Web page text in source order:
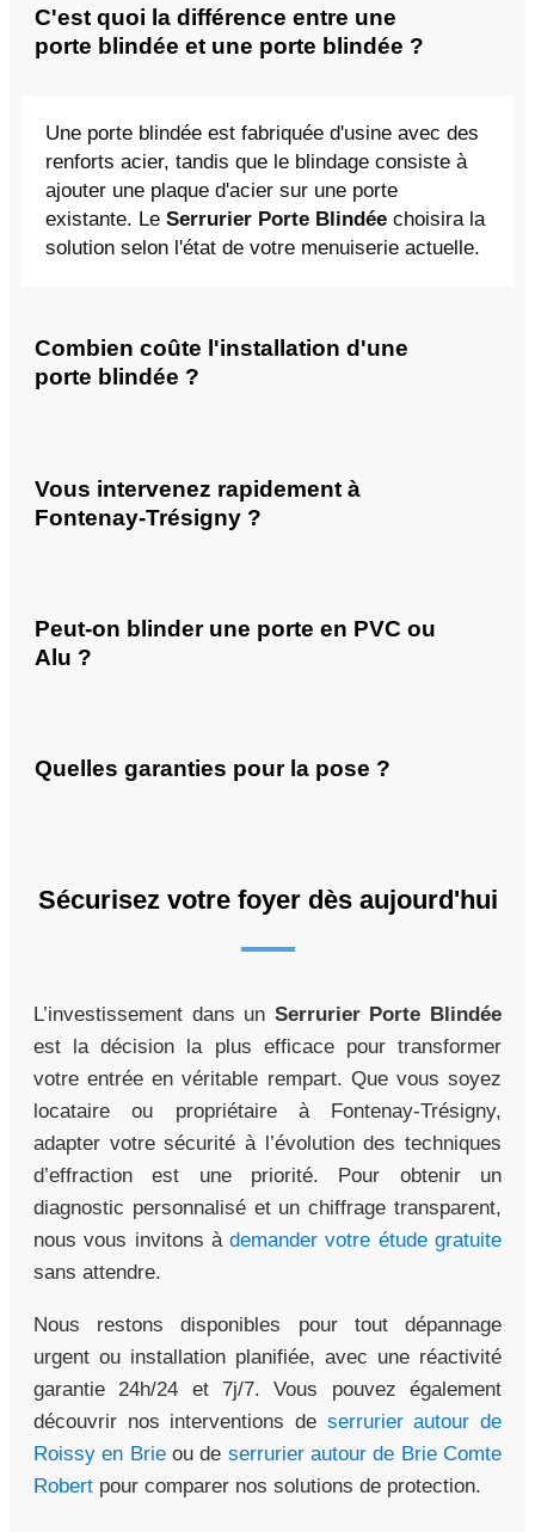
C'est quoi la différence entre une
porte blindée et une porte blindée ?
Une porte blindée est fabriquée d'usine avec des
renforts acier, tandis que le blindage consiste à
ajouter une plaque d'acier sur une porte
existante. Le Serrurier Porte Blindée choisira la
solution selon l'état de votre menuiserie actuelle.
Combien coûte l'installation d'une
porte blindée ?
Vous intervenez rapidement à
Fontenay-Trésigny ?
Peut-on blinder une porte en PVC ou
Alu ?
Quelles garanties pour la pose ?
Sécurisez votre foyer dès aujourd'hui
L’investissement dans un Serrurier Porte Blindée
est la décision la plus efficace pour transformer
votre entrée en véritable rempart. Que vous soyez
locataire ou propriétaire à Fontenay-Trésigny,
adapter votre sécurité à l’évolution des techniques
d’effraction est une priorité. Pour obtenir un
diagnostic personnalisé et un chiffrage transparent,
nous vous invitons àdemander votre étude gratuite
sans attendre.
Nous restons disponibles pour tout dépannage
urgent ou installation planifiée, avec une réactivité
garantie 24h/24 et 7j/7. Vous pouvez également
découvrir nos interventions de serrurier autour de
Roissy en Brieou de serrurier autour de Brie Comte
Robert pour comparer nos solutions de protection.